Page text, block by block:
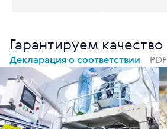
Гарантируем качество
Декларация о соответствии PDF